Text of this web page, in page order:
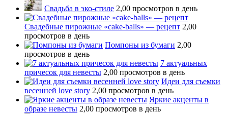
Свадьба в эко-стиле 2,00 просмотров в день
Свадебные пирожные «cake-balls» — рецепт 2,00
просмотров в день
Помпоны из бумаги 2,00
просмотров в день
7 актуальных
причесок для невесты 2,00 просмотров в день
Идеи для съемки
весенней love story 2,00 просмотров в день
Яркие акценты в
образе невесты 2,00 просмотров в день